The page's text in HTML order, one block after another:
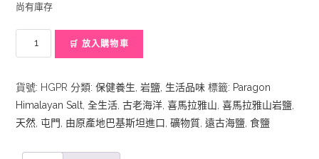
尚有庫存
馬
雅
山
岩
🛒 放入購物車
貨號: HGPR 分類:保健養生 ,岩鹽 生活品味 標籤: Paragon
Himalayan Salt ,全生活 ,古老海洋 ,喜馬拉雅山 ,喜馬拉雅山岩鹽
天然 屯門 由原產地巴基斯坦進口 ,礦物質 ,遠古海鹽 ,食鹽